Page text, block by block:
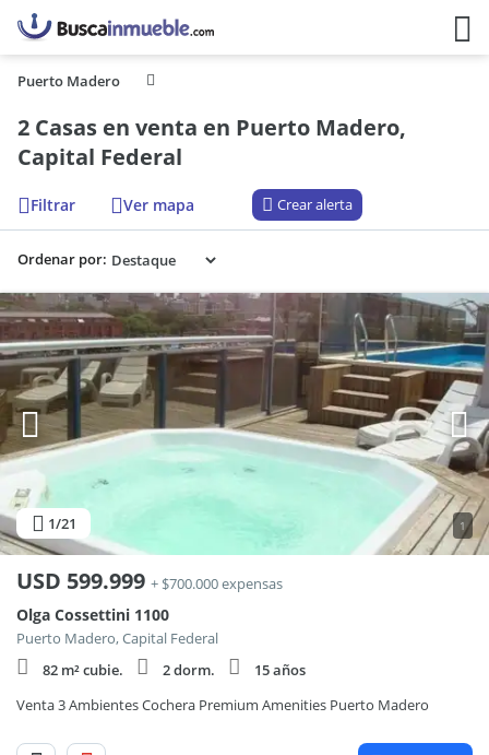
Puerto Madero
2 Casas en venta en Puerto Madero,
Capital Federal
Filtrar Ver mapa Crear alerta
Ordenar por:
1/21 1
USD 599.999 + $700.000 expensas
Olga Cossettini 1100
Puerto Madero, Capital Federal
82 m² cubie.
2 dorm.
15 años
Venta 3 Ambientes Cochera Premium Amenities Puerto Madero